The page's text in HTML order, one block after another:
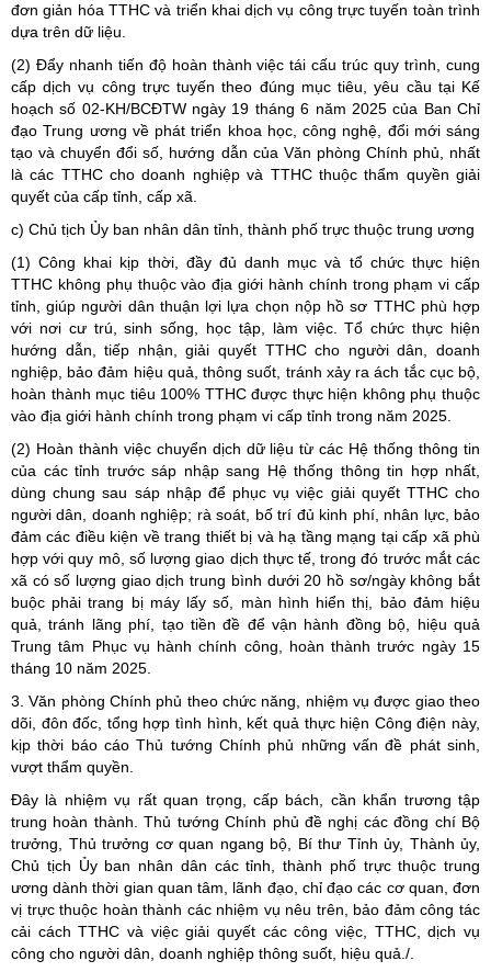
đơn giản hóa TTHC và triển khai dịch vụ công trực tuyến toàn trình
dựa trên dữ liệu.
(2) Đẩy nhanh tiến độ hoàn thành việc tái cấu trúc quy trình, cung
cấp dịch vụ công trực tuyến theo đúng mục tiêu, yêu cầu tại Kế
hoạch số 02-KH/BCĐTW ngày 19 tháng 6 năm 2025 của Ban Chỉ
đạo Trung ương về phát triển khoa học, công nghệ, đổi mới sáng
tạo và chuyển đổi số, hướng dẫn của Văn phòng Chính phủ, nhất
là các TTHC cho doanh nghiệp và TTHC thuộc thẩm quyền giải
quyết của cấp tỉnh, cấp xã.
c) Chủ tịch Ủy ban nhân dân tỉnh, thành phố trực thuộc trung ương
(1) Công khai kịp thời, đầy đủ danh mục và tổ chức thực hiện
TTHC không phụ thuộc vào địa giới hành chính trong phạm vi cấp
tỉnh, giúp người dân thuận lợi lựa chọn nộp hồ sơ TTHC phù hợp
với nơi cư trú, sinh sống, học tập, làm việc. Tổ chức thực hiện
hướng dẫn, tiếp nhận, giải quyết TTHC cho người dân, doanh
nghiệp, bảo đảm hiệu quả, thông suốt, tránh xảy ra ách tắc cục bộ,
hoàn thành mục tiêu 100% TTHC được thực hiện không phụ thuộc
vào địa giới hành chính trong phạm vi cấp tỉnh trong năm 2025.
(2) Hoàn thành việc chuyển dịch dữ liệu từ các Hệ thống thông tin
của các tỉnh trước sáp nhập sang Hệ thống thông tin hợp nhất,
dùng chung sau sáp nhập để phục vụ việc giải quyết TTHC cho
người dân, doanh nghiệp; rà soát, bố trí đủ kinh phí, nhân lực, bảo
đảm các điều kiện về trang thiết bị và hạ tầng mạng tại cấp xã phù
hợp với quy mô, số lượng giao dịch thực tế, trong đó trước mắt các
xã có số lượng giao dịch trung bình dưới 20 hồ sơ/ngày không bắt
buộc phải trang bị máy lấy số, màn hình hiển thị, bảo đảm hiệu
quả, tránh lãng phí, tạo tiền đề để vận hành đồng bộ, hiệu quả
Trung tâm Phục vụ hành chính công, hoàn thành trước ngày 15
tháng 10 năm 2025.
3. Văn phòng Chính phủ theo chức năng, nhiệm vụ được giao theo
dõi, đôn đốc, tổng hợp tình hình, kết quả thực hiện Công điện này,
kịp thời báo cáo Thủ tướng Chính phủ những vấn đề phát sinh,
vượt thẩm quyền.
Đây là nhiệm vụ rất quan trọng, cấp bách, cần khẩn trương tập
trung hoàn thành. Thủ tướng Chính phủ đề nghị các đồng chí Bộ
trưởng, Thủ trưởng cơ quan ngang bộ, Bí thư Tỉnh ủy, Thành ủy,
Chủ tịch Ủy ban nhân dân các tỉnh, thành phố trực thuộc trung
ương dành thời gian quan tâm, lãnh đạo, chỉ đạo các cơ quan, đơn
vị trực thuộc hoàn thành các nhiệm vụ nêu trên, bảo đảm công tác
cải cách TTHC và việc giải quyết các công việc, TTHC, dịch vụ
công cho người dân, doanh nghiệp thông suốt, hiệu quả./.